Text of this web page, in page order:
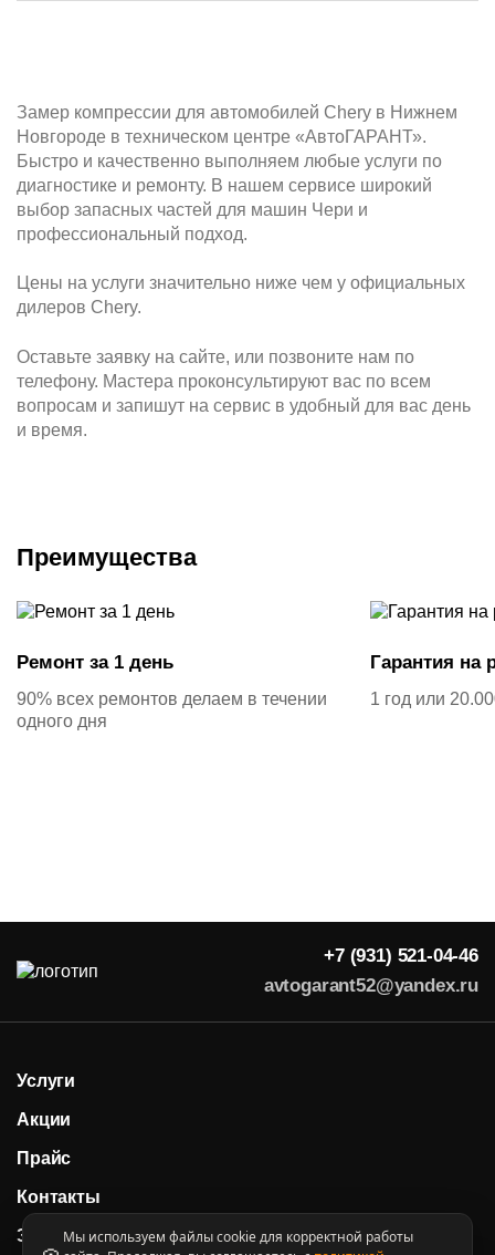
Замер компрессии для автомобилей Chery в Нижнем
Новгороде в техническом центре «АвтоГАРАНТ».
Быстро и качественно выполняем любые услуги по
диагностике и ремонту. В нашем сервисе широкий
выбор запасных частей для машин Чери и
профессиональный подход.
Цены на услуги значительно ниже чем у официальных
дилеров Chery.
Оставьте заявку на сайте, или позвоните нам по
телефону. Мастера проконсультируют вас по всем
вопросам и запишут на сервис в удобный для вас день
и время.
Преимущества
Ремонт за 1 день
90% всех ремонтов делаем в течении
одного дня
Гарантия на
1 год или
+7 (931) 521-04-46
avtogarant52@yandex.ru
Услуги
Акции
Прайс
Контакты
Экспертные статьи
Мы используем файлы cookie для корректной работы